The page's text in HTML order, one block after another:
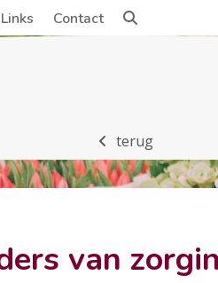
Links Contact
terug
van